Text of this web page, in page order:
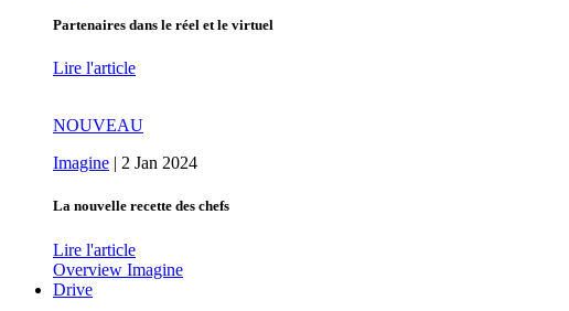
Partenaires dans le réel et le virtuel
Lire l'article
NOUVEAU
Imagine | 2 Jan 2024
La nouvelle recette des chefs
Lire l'article
Overview Imagine
Drive